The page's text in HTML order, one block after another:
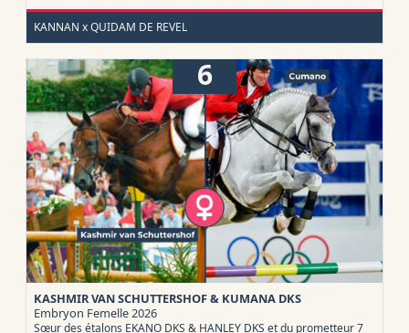
KANNAN x QUIDAM DE REVEL
6
KASHMIR VAN SCHUTTERSHOF & KUMANA DKS
Embryon Femelle 2026
Sœur des étalons EKANO DKS & HANLEY DKS et du prometteur 7